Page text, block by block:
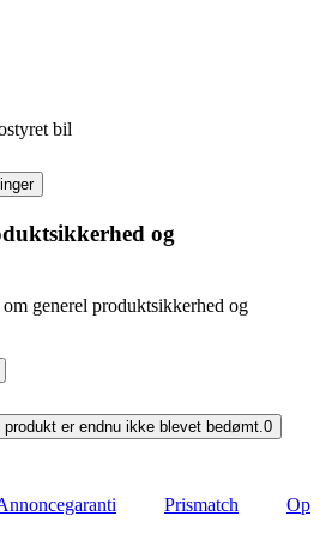
bil
og
generel produktsikkerhed og
produkt er endnu ikke blevet bedømt.0
Prismatch
Op